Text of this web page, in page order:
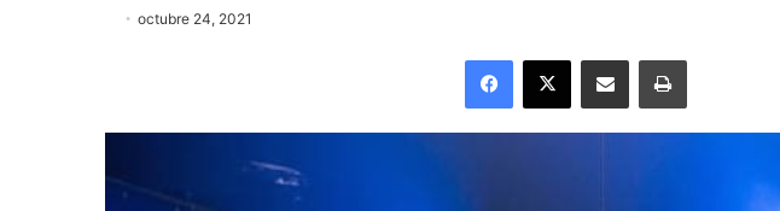
octubre 24, 2021
Facebook
X Enviar vía email Imprimir